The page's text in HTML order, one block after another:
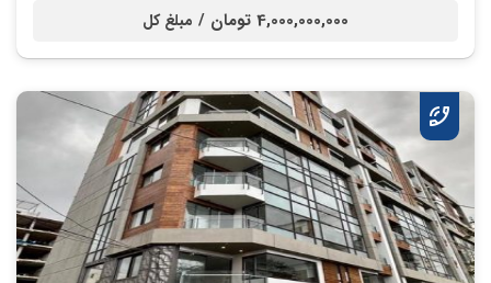
4,000,000,000 تومان / مبلغ کل